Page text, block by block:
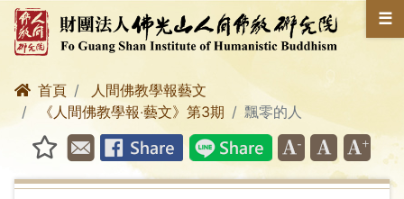
☰
首頁
人間佛教學報藝文
《人間佛教學報‧藝文》第3期
飄零的人